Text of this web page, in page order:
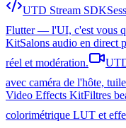
UTD Stream SDK
Flutter — l'UI, c'est vous
KitSalons audio en direct
réel et modération.
avec caméra de l'hôte,
Video Effects KitFiltres
colorimétrique LUT et